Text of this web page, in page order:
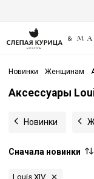
Новинки Женщинам
Аксессуары
Новинки
Сначала новинки
Louis XIV